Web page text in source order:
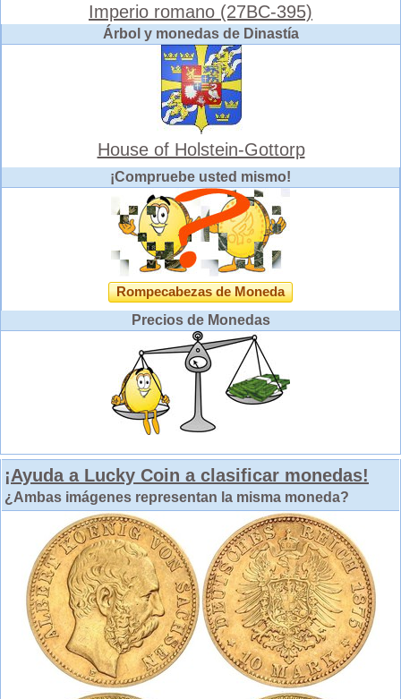
Imperio romano (27BC-395)
Árbol y monedas de Dinastía
House of Holstein-Gottorp
¡Compruebe usted mismo!
Rompecabezas de Moneda
Precios de Monedas
¡Ayuda a Lucky Coin a clasificar monedas!
¿Ambas imágenes representan la misma moneda?